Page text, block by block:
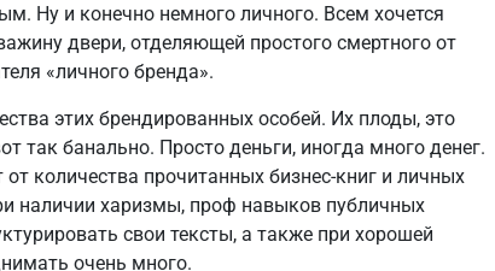
Ну и конечно немного личного. Всем хочется
двери, отделяющей простого смертного от
«личного бренда».
этих брендированных особей. Их плоды, это
так банально. Просто деньги, иногда много денег.
от количества прочитанных бизнес-книг и личных
наличии харизмы, проф навыков публичных
свои тексты, а также при хорошей
очень много.